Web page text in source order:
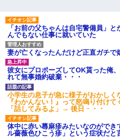
時間弱・・・
彼女にプロポーズしてOK貰った俺
れて無事婚約破棄・・・
体中に赤い蕁麻疹みたいなのがで
ル薔薇色ひこう疹」という症状だと
嫁が弁護士を連れてきて「悪いと思
ろ」→ 俺「完全に恐喝になってます
て知ってる？」
「お前の父ちゃんは自宅警備員」
んでもない仕事に就いていた
妻が亡くなったんだけど正直ガチで
彼女にプロポーズしてOK貰った俺
れて無事婚約破棄・・・
小学生の息子が急に様子がおかしく
『わかんない！』って怒鳴り付け
「話してみるよ」→ 後日・・・
体中に赤い蕁麻疹みたいなのがで
ル薔薇色ひこう疹」という症状だと